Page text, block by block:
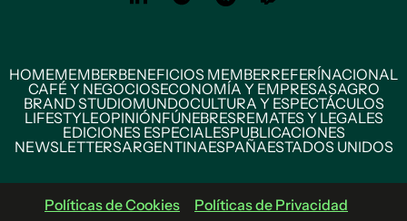
HOMEMEMBERBENEFICIOS MEMBERREFERÍNACIONAL
CAFÉ Y NEGOCIOSECONOMÍA Y EMPRESASAGRO
BRAND STUDIOMUNDOCULTURA Y ESPECTÁCULOS
LIFESTYLEOPINIÓNFÚNEBRESREMATES Y LEGALES
EDICIONES ESPECIALESPUBLICACIONES
NEWSLETTERSARGENTINAESPAÑAESTADOS UNIDOS
Políticas de Cookies
Políticas de Privacidad